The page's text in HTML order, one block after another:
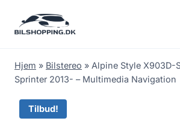
Hjem » Bilstereo » Alpine Style X903D-
Sprinter 2013- – Multimedia Navigation
Tilbud!